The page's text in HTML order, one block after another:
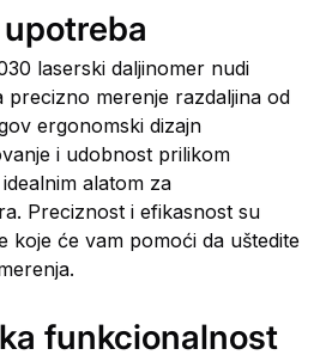
laserski daljinomer nudi
precizno merenje razdaljina od
ergonomski dizajn
i udobnost prilikom
alatom za
Preciznost i efikasnost su
koje će vam pomoći da uštedite
funkcionalnost